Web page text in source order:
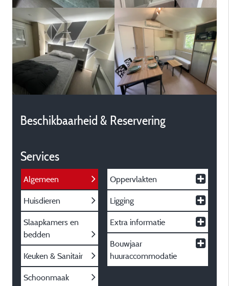
Beschikbaarheid & Reservering
Services
Algemeen
Huisdieren
Slaapkamers en
bedden
Keuken & Sanitair
Schoonmaak
Oppervlakten
Ligging
Extra informatie
Bouwjaar
huuraccommodatie